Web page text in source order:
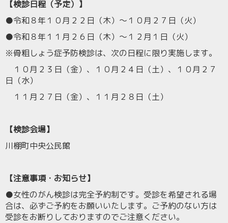
【検診日程（予定）】
●令和８年１０月２２日（木）～１０月２７日（火）
●令和８年１１月２６日（木）～１２月１日（火）
※骨粗しょう症予防検診は、次の日程に限り実施します。
１０月２３日（金）、１０月２４日（土）、１０月２７
日（水）
１１月２７日（金）、１１月２８日（土）
【検診会場】
川棚町中央公民館
【注意事項・お知らせ】
●女性のがん検診は完全予約制です。受診を希望される場
合は、必ずご予約をお願いいたします。ご予約のない方は
受診をお断りしておりますのでご注意ください。